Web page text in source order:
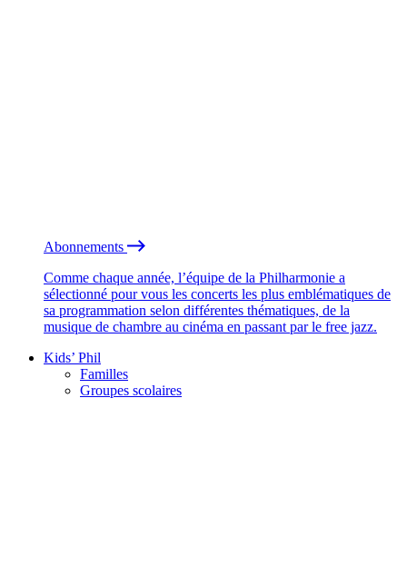
Abonnements
Comme chaque année, l’équipe de la Philharmonie a
sélectionné pour vous les concerts les plus emblématiques de
sa programmation selon différentes thématiques, de la
musique de chambre au cinéma en passant par le free jazz.
Kids’ Phil
Familles
Groupes scolaires